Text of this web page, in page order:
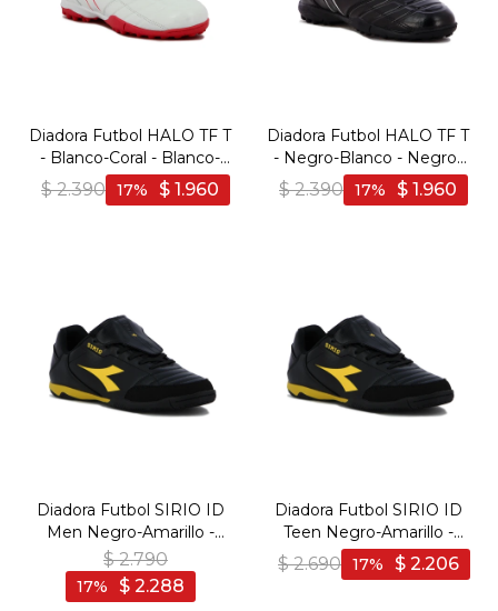
Diadora Futbol HALO TF T
- Blanco-Coral - Blanco-
Coral
$ 2.390 $ 1.960
17
Diadora Futbol HALO TF T
- Negro-Blanco - Negro-
Blanco
$ 2.390 $ 1.960
17
Diadora Futbol SIRIO ID
Men Negro-Amarillo -
Negro-Amarillo
$ 2.790
$ 2.288
17
Diadora Futbol SIRIO ID
Teen Negro-Amarillo -
Negro-Amarillo
$ 2.690 $ 2.206
17